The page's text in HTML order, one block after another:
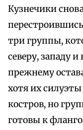
Кузнечики
три группы,
северу, западу
прежнему
хотя их
костров, но
готовы к